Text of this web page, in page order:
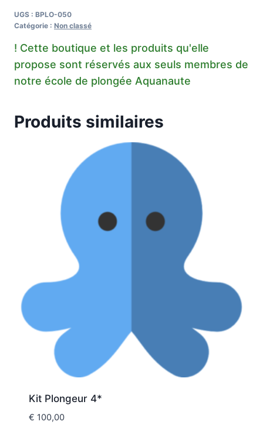
Carnet
Plongée
UGS : BPLO-050
Catégorie : Non classé
Produits similaires
Kit Plongeur 4*
€ 100,00